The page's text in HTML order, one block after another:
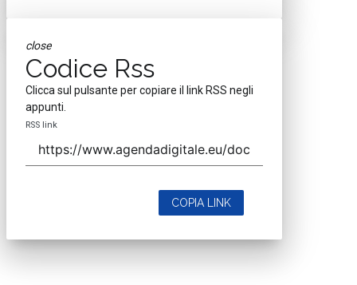
close
Codice Rss
Clicca sul pulsante per copiare il link RSS negli
appunti.
RSS link
COPIA LINK